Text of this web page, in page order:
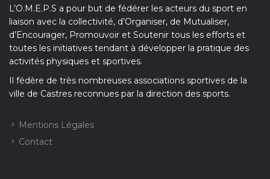
L’O.M.E.P.S a pour but de fédérer les acteurs du sport en
liaison avec la collectivité, d’Organiser, de Mutualiser,
d’Encourager, Promouvoir et Soutenir tous les efforts et
toutes les initiatives tendant à développer la pratique des
activités physiques et sportives.
Il fédère de très nombreuses associations sportives de la
ville de Castres reconnues par la direction des sports.
Mentions Légales
Contact